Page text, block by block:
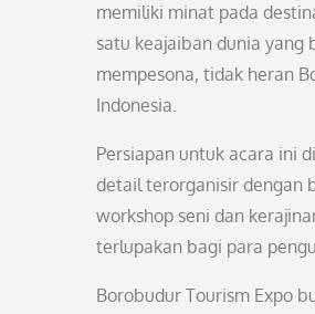
memiliki minat pada
satu keajaiban dunia yang
mempesona, tidak heran
Indonesia.
Persiapan untuk acara ini
detail terorganisir dengan
workshop seni dan
terlupakan bagi para
Borobudur Tourism Expo